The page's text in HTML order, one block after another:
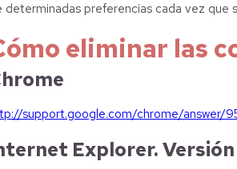
determinadas preferencias cada vez que
eliminar las
support.google.com/chrome/answer/
Explorer. Versión